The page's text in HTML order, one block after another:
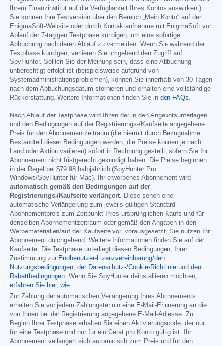
Ihrem Finanzinstitut auf die Verfügbarkeit Ihres Kontos auswirken.)
Sie können Ihre Testversion über den Bereich „Mein Konto“ auf der
EnigmaSoft-Website oder durch Kontaktaufnahme mit EnigmaSoft vor
Ablauf der 7-tägigen Testphase kündigen, um eine sofortige
Abbuchung nach deren Ablauf zu vermeiden. Wenn Sie während der
Testphase kündigen, verlieren Sie umgehend den Zugriff auf
SpyHunter. Sollten Sie der Meinung sein, dass eine Abbuchung
unberechtigt erfolgt ist (beispielsweise aufgrund von
Systemadministrationsproblemen), können Sie innerhalb von 30 Tagen
nach dem Abbuchungsdatum stornieren und erhalten eine vollständige
Rückerstattung. Weitere Informationen finden Sie in den FAQs.
Nach Ablauf der Testphase wird Ihnen der in den Angebotsunterlagen
und den Bedingungen auf der Registrierungs-/Kaufseite angegebene
Preis für den Abonnementzeitraum (die hiermit durch Bezugnahme
Bestandteil dieser Bedingungen werden; die Preise können je nach
Land oder Aktion variieren) sofort in Rechnung gestellt, sofern Sie Ihr
Abonnement nicht fristgerecht gekündigt haben. Die Preise beginnen
in der Regel bei $79.98 halbjährlich (SpyHunter Pro
Windows/SpyHunter für Mac). Ihr erworbenes Abonnement wird
automatisch gemäß den Bedingungen auf der
Registrierungs-/Kaufseite verlängert. Diese sehen eine
automatische Verlängerung zum jeweils gültigen Standard-
Abonnementpreis zum Zeitpunkt Ihres ursprünglichen Kaufs und für
denselben Abonnementzeitraum oder gemäß den Angaben in den
Werbematerialien/auf der Kaufseite vor, vorausgesetzt, Sie nutzen Ihr
Abonnement durchgehend. Weitere Informationen finden Sie auf der
Kaufseite. Die Testphase unterliegt diesen Bedingungen, Ihrer
Zustimmung zur Endbenutzer-Lizenzvereinbarung/den
Nutzungsbedingungen, der Datenschutz-/Cookie-Richtlinie und den
Rabattbedingungen. Wenn Sie SpyHunter deinstallieren möchten,
erfahren Sie hier, wie.
Zur Zahlung der automatischen Verlängerung Ihres Abonnements
erhalten Sie vor jedem Zahlungstermin eine E-Mail-Erinnerung an die
von Ihnen bei der Registrierung angegebene E-Mail-Adresse. Zu
Beginn Ihrer Testphase erhalten Sie einen Aktivierungscode, der nur
für eine Testphase und nur für ein Gerät pro Konto gültig ist. Ihr
Abonnement verlängert sich automatisch zum Preis und für den